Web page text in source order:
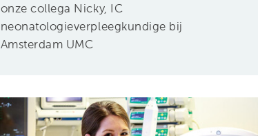
onze collega Nicky, IC
neonatologieverpleegkundige bij
Amsterdam UMC